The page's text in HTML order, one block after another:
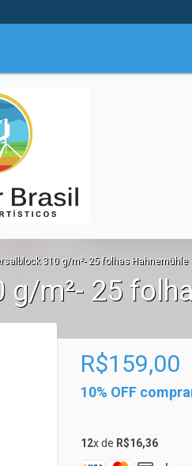
310 g/m²- 25 folhas Hahnemühle
m²- 25
R$159,00
10% OFF
12x de R$16,36